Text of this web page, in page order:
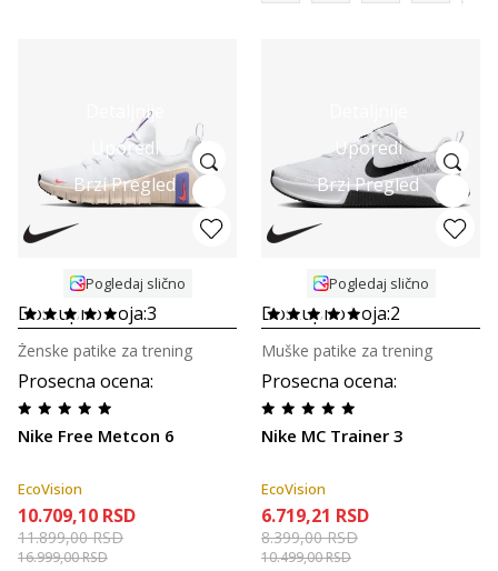
Detaljnije
Uporedi
Brzi Pregled
Pogledaj slično
Dostupno boja:3
Prosecna ocena:
Nike Free Metcon 6
Ženske patike za trening
EcoVision
10.709,10 RSD
11.899,00RSD
16.999,00RSD
Uporedi
Brzi Pregled
Pogledaj slično
Dostupno boja:2
Prosecna ocena:
Nike MC Trainer 3
Muške patike za trening
EcoVision
6.719,21 RSD
8.399,00RSD
10.499,00RSD